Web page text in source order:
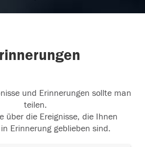
und Erinnerungen sollte man
teilen.
über die Ereignisse, die Ihnen
Erinnerung geblieben sind.